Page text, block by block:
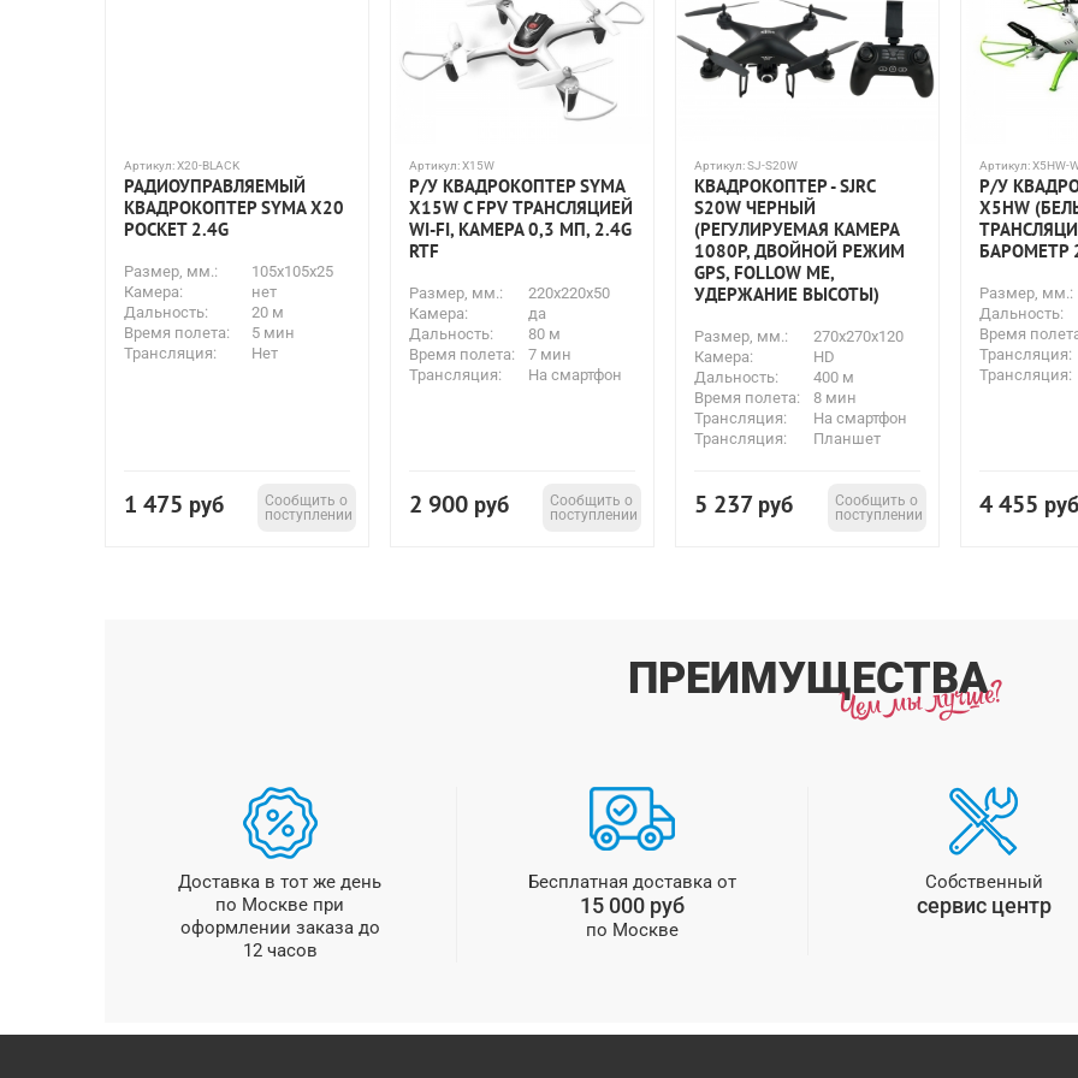
Артикул:X20-BLACK
РАДИОУПРАВЛЯЕМЫЙ
КВАДРОКОПТЕР SYMA X20
POCKET 2.4G
Размер, мм.:
105x105x25
Камера:
нет
Дальность:
20 м
Время полета:
5 мин
Трансляция:
Нет
1 475 руб
Сообщить о
поступлении
Артикул:X15W
Р/У КВАДРОКОПТЕР SYMA
X15W С FPV ТРАНСЛЯЦИЕЙ
WI-FI, КАМЕРА 0,3 МП, 2.4G
RTF
Размер, мм.:
220x220x50
Камера:
да
Дальность:
80 м
Время полета:
7 мин
Трансляция:
На смартфон
2 900 руб
Сообщить о
поступлении
Артикул:SJ-S20W
КВАДРОКОПТЕР - SJRC
S20W ЧЕРНЫЙ
(РЕГУЛИРУЕМАЯ КАМЕРА
1080P, ДВОЙНОЙ РЕЖИМ
GPS, FOLLOW ME,
УДЕРЖАНИЕ ВЫСОТЫ)
Размер, мм.:
270x270x120
Камера:
HD
Дальность:
400 м
Время полета:
8 мин
Трансляция:
На смартфон
Трансляция:
Планшет
5 237 руб
Сообщить о
поступлении
Артикул:X5HW-
Р/У
X5HW
БАРОМЕТР
Размер, мм.:
Дальность:
Время
Трансляция:
Трансляция:
4 455 руб
ПРЕИМУЩЕСТВА
Доставка в тот же день
по Москве при
оформлении заказа до
12 часов
Бесплатная доставка от
15 000 руб
по Москве
Собственный
сервис центр